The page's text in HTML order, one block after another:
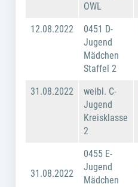
OWL
12.08.2022
0451 D-
Jugend
Mädchen
Staffel 2
31.08.2022
weibl. C-
Jugend
Kreisklasse
2
31.08.2022
0455 E-
Jugend
Mädchen